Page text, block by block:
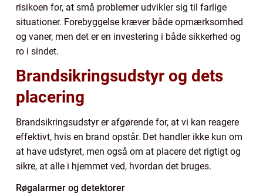
risikoen for, at små problemer udvikler sig til farlige
situationer. Forebyggelse kræver både opmærksomhed
og vaner, men det er en investering i både sikkerhed og
ro i sindet.
Brandsikringsudstyr og dets
placering
Brandsikringsudstyr er afgørende for, at vi kan reagere
effektivt, hvis en brand opstår. Det handler ikke kun om
at have udstyret, men også om at placere det rigtigt og
sikre, at alle i hjemmet ved, hvordan det bruges.
Røgalarmer og detektorer